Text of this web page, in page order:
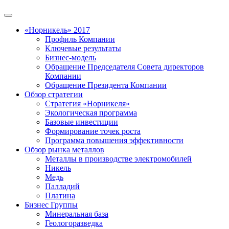
«Норникель» 2017
Профиль Компании
Ключевые результаты
Бизнес-модель
Обращение Председателя Совета директоров
Компании
Обращение Президента Компании
Обзор стратегии
Стратегия «Норникеля»
Экологическая программа
Базовые инвестиции
Формирование точек роста
Программа повышения эффективности
Обзор рынка металлов
Металлы в производстве электромобилей
Никель
Медь
Палладий
Платина
Бизнес Группы
Минеральная база
Геологоразведка